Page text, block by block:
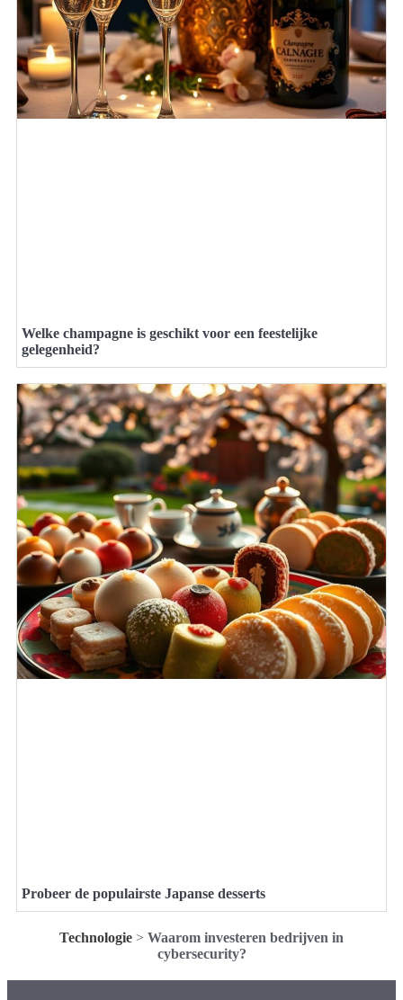
Welke champagne is geschikt voor een feestelijke
gelegenheid?
Probeer de populairste Japanse desserts
Technologie > Waarom investeren bedrijven in
cybersecurity?